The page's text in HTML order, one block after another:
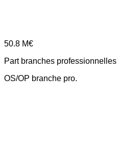
50.8 M€
Part branches professionnelles
OS/OP branche pro.